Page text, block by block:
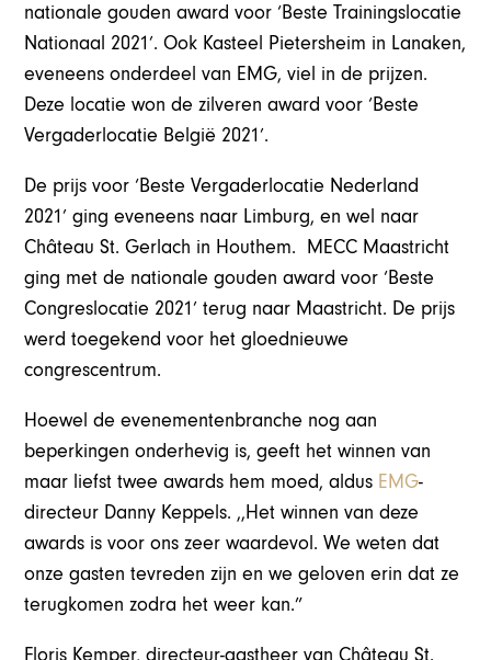
nationale gouden award voor ‘Beste Trainingslocatie
Nationaal 2021’. Ook Kasteel Pietersheim in Lanaken,
eveneens onderdeel van EMG, viel in de prijzen.
Deze locatie won de zilveren award voor ‘Beste
Vergaderlocatie België 2021’.
De prijs voor ‘Beste Vergaderlocatie Nederland
2021’ ging eveneens naar Limburg, en wel naar
Château St. Gerlach in Houthem. MECC Maastricht
ging met de nationale gouden award voor ‘Beste
Congreslocatie 2021’ terug naar Maastricht. De prijs
werd toegekend voor het gloednieuwe
congrescentrum.
Hoewel de evenementenbranche nog aan
beperkingen onderhevig is, geeft het winnen van
maar liefst twee awards hem moed, aldus EMG-
directeur Danny Keppels. ,,Het winnen van deze
awards is voor ons zeer waardevol. We weten dat
onze gasten tevreden zijn en we geloven erin dat ze
terugkomen zodra het weer kan.”